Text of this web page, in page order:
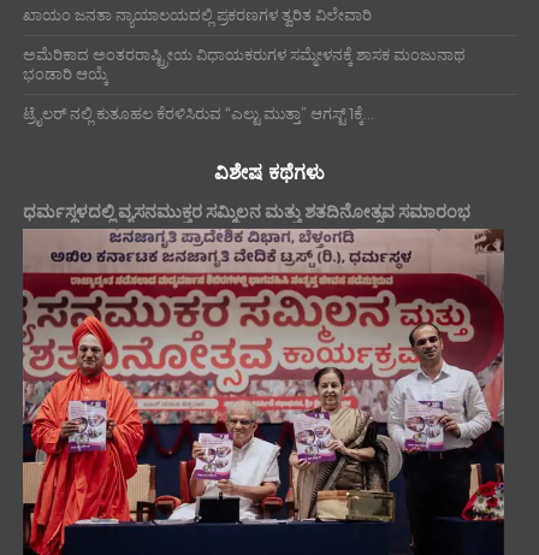
ಖಾಯಂ ಜನತಾ ನ್ಯಾಯಾಲಯದಲ್ಲಿ ಪ್ರಕರಣಗಳ ತ್ವರಿತ ವಿಲೇವಾರಿ
ಅಮೆರಿಕಾದ ಅಂತರರಾಷ್ಟ್ರೀಯ ವಿಧಾಯಕರುಗಳ ಸಮ್ಮೇಳನಕ್ಕೆ ಶಾಸಕ ಮಂಜುನಾಥ
ಭಂಡಾರಿ ಆಯ್ಕೆ
ಟ್ರೈಲರ್ ನಲ್ಲಿ ಕುತೂಹಲ ಕೆರಳಿಸಿರುವ “ಎಲ್ಟು ಮುತ್ತಾ” ಆಗಸ್ಟ್ 1ಕ್ಕೆ...
ವಿಶೇಷ ಕಥೆಗಳು
ಧರ್ಮಸ್ಥಳದಲ್ಲಿ ವ್ಯಸನಮುಕ್ತರ ಸಮ್ಮಿಲನ ಮತ್ತು ಶತದಿನೋತ್ಸವ ಸಮಾರಂಭ